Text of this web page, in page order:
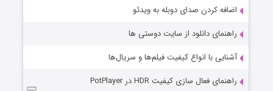
اضافه کردن صدای دوبله به ویدئو
راهنمای دانلود از سایت دوستی ها
آشنایی با انواع کیفیت فیلم‌ها و سریال‌ها
راهنمای فعال سازی کیفیت HDR در PotPlayer